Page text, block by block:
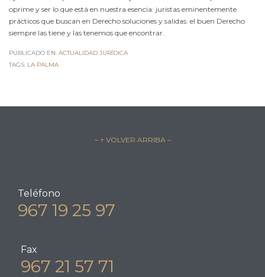
oprime y ser lo que está en nuestra esencia: juristas eminentemente
prácticos que buscan en Derecho soluciones y salidas: el buen Derecho
siempre las tiene y las tenemos que encontrar.
PUBLICADO EN: ACTUALIDAD JURÍDICA
TAGS: LA PALMA
– ↑ VOLVER ARRIBA –
Teléfono
967 19 25 97
Fax
967 21 57 71